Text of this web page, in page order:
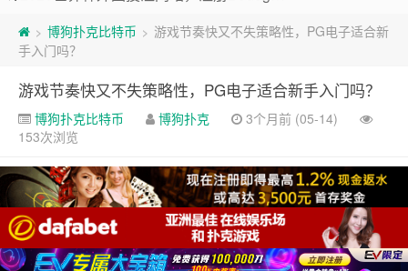
欢迎访问博狗扑克网站，注册博狗扑克免费送10美元现金和2张比赛门票
> 博狗扑克比特币 > 游戏节奏快又不失策略性，PG电子适合新
手入门吗？
游戏节奏快又不失策略性，PG电子适合新手入门吗？
博狗扑克比特币 博狗扑克
3个月前 (05-14)
153次浏览